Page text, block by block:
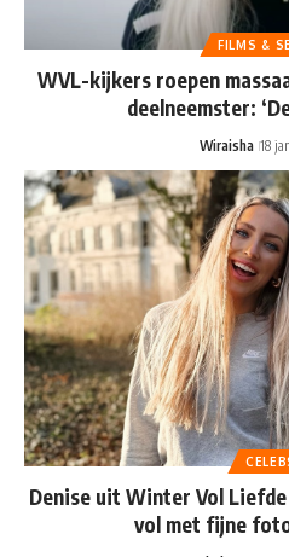
FILMS &
WVL-kijkers roepen
deelneemster:
Wiraisha 18
Denise uit Winter Vol
vol met fijne